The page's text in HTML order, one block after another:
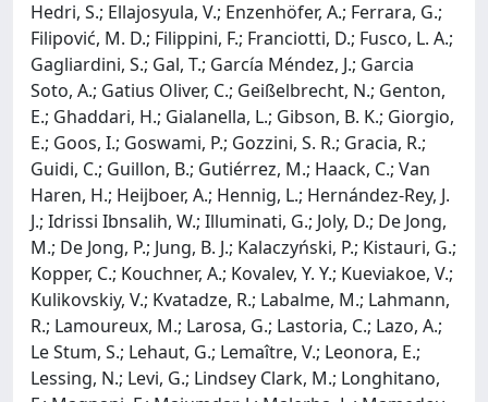
Hedri, S.; Ellajosyula, V.; Enzenhöfer, A.; Ferrara, G.;
Filipović, M. D.; Filippini, F.; Franciotti, D.; Fusco, L. A.;
Gagliardini, S.; Gal, T.; García Méndez, J.; Garcia
Soto, A.; Gatius Oliver, C.; Geißelbrecht, N.; Genton,
E.; Ghaddari, H.; Gialanella, L.; Gibson, B. K.; Giorgio,
E.; Goos, I.; Goswami, P.; Gozzini, S. R.; Gracia, R.;
Guidi, C.; Guillon, B.; Gutiérrez, M.; Haack, C.; Van
Haren, H.; Heijboer, A.; Hennig, L.; Hernández-Rey, J.
J.; Idrissi Ibnsalih, W.; Illuminati, G.; Joly, D.; De Jong,
M.; De Jong, P.; Jung, B. J.; Kalaczyński, P.; Kistauri, G.;
Kopper, C.; Kouchner, A.; Kovalev, Y. Y.; Kueviakoe, V.;
Kulikovskiy, V.; Kvatadze, R.; Labalme, M.; Lahmann,
R.; Lamoureux, M.; Larosa, G.; Lastoria, C.; Lazo, A.;
Le Stum, S.; Lehaut, G.; Lemaître, V.; Leonora, E.;
Lessing, N.; Levi, G.; Lindsey Clark, M.; Longhitano,